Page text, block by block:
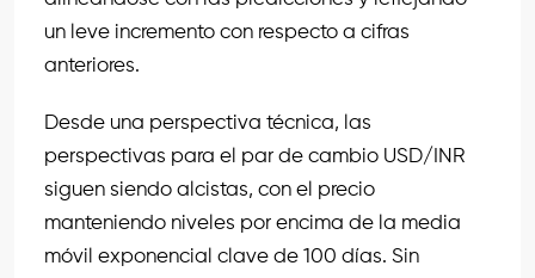
un leve incremento con respecto a cifras
anteriores.
Desde una perspectiva técnica, las
perspectivas para el par de cambio USD/INR
siguen siendo alcistas, con el precio
manteniendo niveles por encima de la media
móvil exponencial clave de 100 días. Sin